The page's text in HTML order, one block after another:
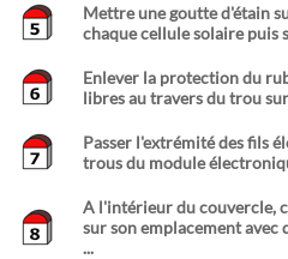
Mettre une goutte d'étain
chaque cellule solaire puis
Enlever la protection du
libres au travers du trou
Passer l'extrémité des fils
trous du module
A l'intérieur du couvercle,
sur son emplacement avec
...